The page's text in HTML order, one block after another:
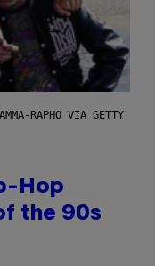
RAPHO VIA GETTY
Hop
the 90s